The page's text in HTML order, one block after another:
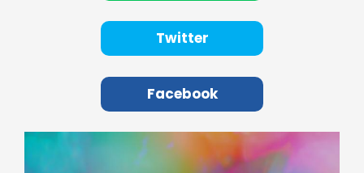
Twitter
Facebook